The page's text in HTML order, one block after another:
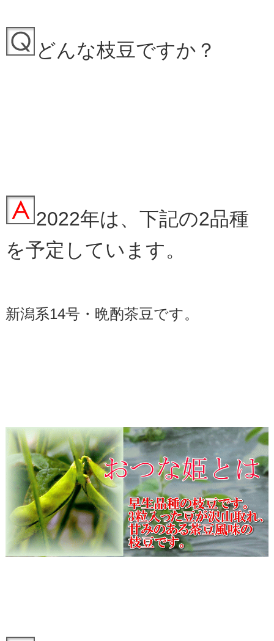
どんな枝豆ですか？
2022年は、下記の2品種
を予定しています。
新潟系14号・晩酌茶豆です。